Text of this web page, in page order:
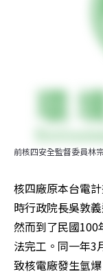
前核四安全監督委員林
核四廠原本台電
時行政院長吳敦
然而到了民國100
法完工。同一年3
致核電廠發生氫